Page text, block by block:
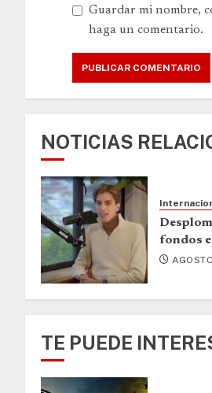
Guardar mi nombre,
haga un comentario.
NOTICIAS
fondos
TE PUEDE